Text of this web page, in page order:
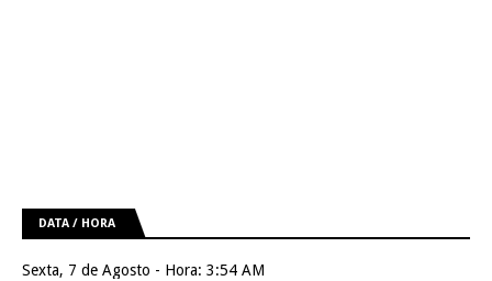
DATA / HORA
Sexta, 7 de Agosto - Hora: 3:54 AM